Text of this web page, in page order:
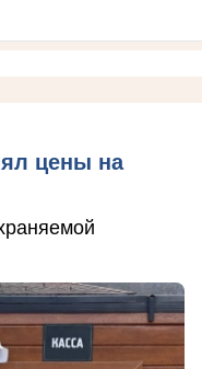
цены на